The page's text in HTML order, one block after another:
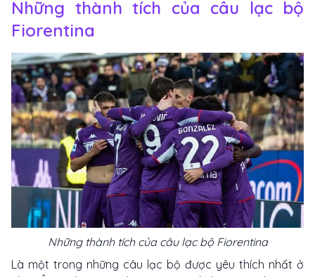
Những thành tích của câu lạc bộ
Fiorentina
Những thành tích của câu lạc bộ Fiorentina
Là một trong những câu lạc bộ được yêu thích nhất ở